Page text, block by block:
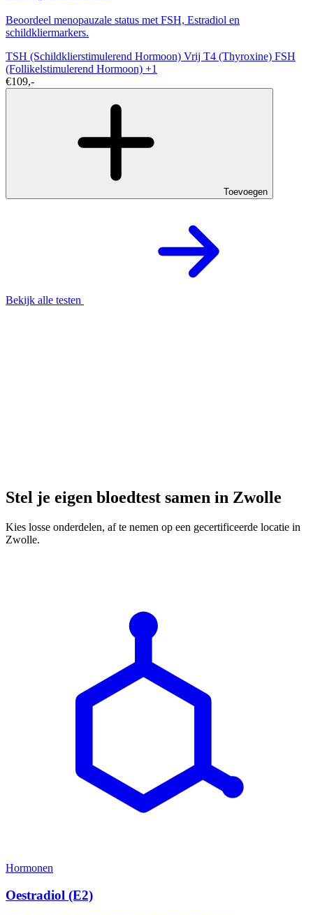
Beoordeel menopauzale status met FSH, Estradiol en
schildkliermarkers.
TSH (Schildklierstimulerend Hormoon) Vrij T4 (Thyroxine) FSH
(Follikelstimulerend Hormoon) +1
€109,-
Toevoegen
Bekijk alle testen
Stel je eigen bloedtest samen in Zwolle
Kies losse onderdelen, af te nemen op een gecertificeerde locatie in
Zwolle.
Hormonen
Oestradiol (E2)